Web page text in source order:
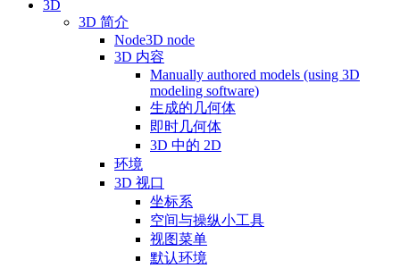
3D
3D 简介
Node3D node
3D 内容
Manually authored models (using 3D
modeling software)
生成的几何体
即时几何体
3D 中的 2D
环境
3D 视口
坐标系
空间与操纵小工具
视图菜单
默认环境